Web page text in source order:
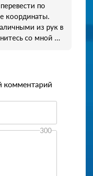
по
координаты.
из рук в
со мной ...
комментарий
300